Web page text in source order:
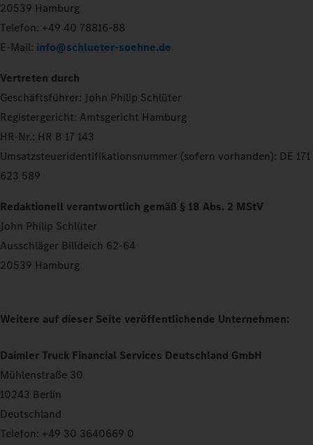
20539 Hamburg
Telefon: +49 40 78816-88
E-Mail: info@schlueter-soehne.de
Vertreten durch
Geschäftsführer: John Philip Schlüter
Registergericht: Amtsgericht Hamburg
HR-Nr.: HR B 17 143
Umsatzsteueridentifikationsnummer (sofern vorhanden): DE 171
623 589
Redaktionell verantwortlich gemäß § 18 Abs. 2 MStV
John Philip Schlüter
Ausschläger Billdeich 62-64
20539 Hamburg
Weitere auf dieser Seite veröffentlichende Unternehmen:
Daimler Truck Financial Services Deutschland GmbH
Mühlenstraße 30
10243 Berlin
Deutschland
Telefon: +49 30 3640669 0